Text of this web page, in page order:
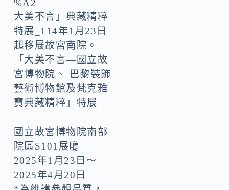
大美不言」典藏精粹
特展_114年1月23日
起移展故宮南院。
「大美不言—國立故
宮博物院、 巴黎裝飾
藝術博物館及梵克雅
寶典藏精粹」特展
國立故宮博物院南部
院區S101展廳
2025年1月23日〜
2025年4月20日